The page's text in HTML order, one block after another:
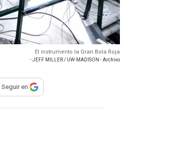
El instrumento la Gran Bola Roja
- JEFF MILLER / UW-MADISON - Archivo
para compartir
Seguir en